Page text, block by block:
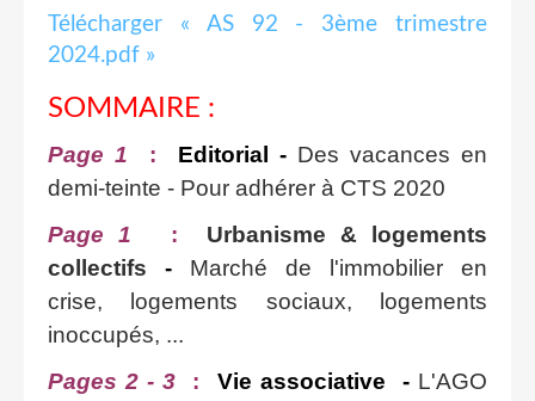
Télécharger « AS 92 - 3ème trimestre
2024.pdf »
SOMMAIRE :
Page 1 : Editorial - Des vacances en
demi-teinte - Pour adhérer à CTS 2020
Page 1
:
Urbanisme & logements
collectifs -
Marché de l'immobilier en
crise, logements sociaux, logements
inoccupés, ...
Pages 2 - 3 : Vie associative - L'AGO